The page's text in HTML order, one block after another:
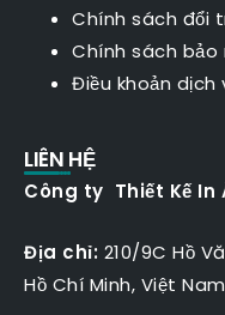
Chính sách đổi
Chính sách bảo
Điều khoản dịch
LIÊN HỆ
Công ty Thiết Kế In
Địa chỉ: 210/9C Hồ
Hồ Chí Minh, Việt Nam